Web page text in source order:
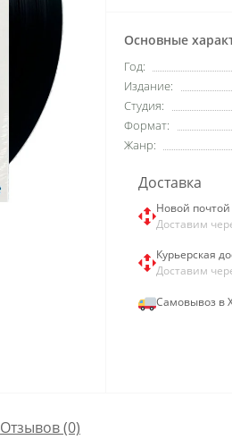
Основные
Год:
Издание:
Студия:
Формат:
Жанр:
Доставка
Новой
Доставим
Курьерская
Доставим
Самовывоз в
Отзывов (0)